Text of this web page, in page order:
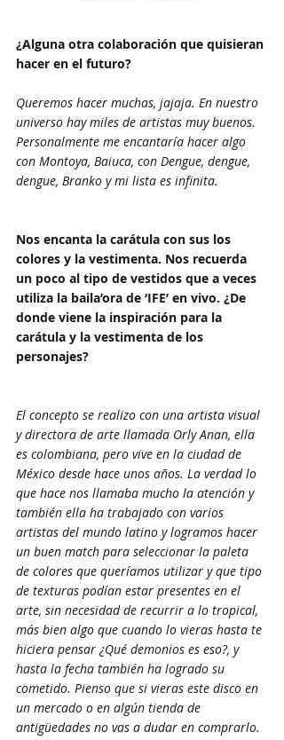
¿Alguna otra colaboración que quisieran
hacer en el futuro?
Queremos hacer muchas, jajaja. En nuestro
universo hay miles de artistas muy buenos.
Personalmente me encantaría hacer algo
con Montoya, Baiuca, con Dengue, dengue,
dengue, Branko y mi lista es infinita.
Nos encanta la carátula con sus los
colores y la vestimenta. Nos recuerda
un poco al tipo de vestidos que a veces
utiliza la baila’ora de ‘IFE’ en vivo. ¿De
donde viene la inspiración para la
carátula y la vestimenta de los
personajes?
El concepto se realizo con una artista visual
y directora de arte llamada Orly Anan, ella
es colombiana, pero vive en la ciudad de
México desde hace unos años. La verdad lo
que hace nos llamaba mucho la atención y
también ella ha trabajado con varios
artistas del mundo latino y logramos hacer
un buen match para seleccionar la paleta
de colores que queríamos utilizar y que tipo
de texturas podían estar presentes en el
arte, sin necesidad de recurrir a lo tropical,
más bien algo que cuando lo vieras hasta te
hiciera pensar ¿Qué demonios es eso?, y
hasta la fecha también ha logrado su
cometido. Pienso que si vieras este disco en
un mercado o en algún tienda de
antigüedades no vas a dudar en comprarlo.